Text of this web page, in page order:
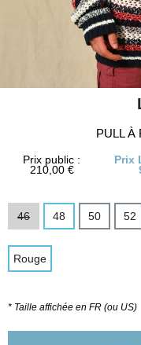
PULL À
Prix public :
210,00 €
Prix
46 48 50 52
Rouge
* Taille affichée en FR (ou US)